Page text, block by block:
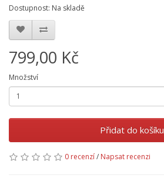
Dostupnost: Na skladě
799,00 Kč
Množství
Přidat do košíku
0 recenzí/ Napsat recenzi